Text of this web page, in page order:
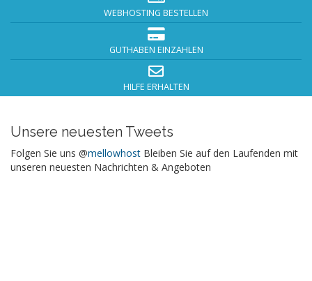
WEBHOSTING BESTELLEN
GUTHABEN EINZAHLEN
HILFE ERHALTEN
Unsere neuesten Tweets
Folgen Sie uns @mellowhost Bleiben Sie auf den Laufenden mit
unseren neuesten Nachrichten & Angeboten